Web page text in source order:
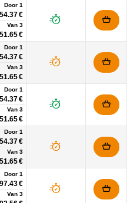
Door 1
54.37 €
Van 3
51.65 €
Door 1
54.37 €
Van 3
51.65 €
Door 1
54.37 €
Van 3
51.65 €
Door 1
54.37 €
Van 3
51.65 €
Door 1
97.43 €
Van 3